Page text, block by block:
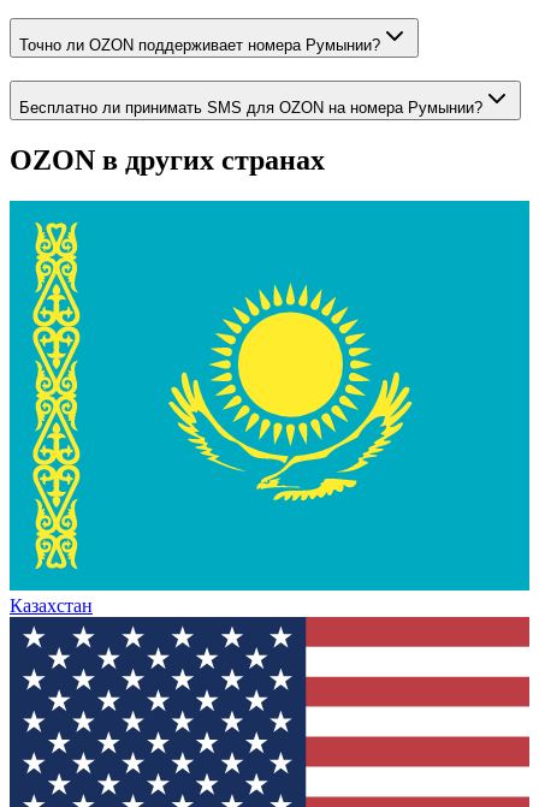
Точно ли OZON поддерживает номера Румынии?
Бесплатно ли принимать SMS для OZON на номера Румынии?
OZON в других странах
Казахстан